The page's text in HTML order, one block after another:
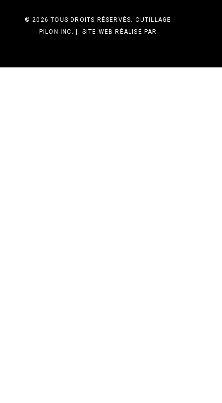
© 2026 TOUS DROITS RÉSERVÉS. OUTILLAGE
PILON INC. | SITE WEB RÉALISÉ PAR